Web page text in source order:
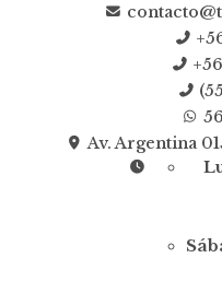
Av. Argentina